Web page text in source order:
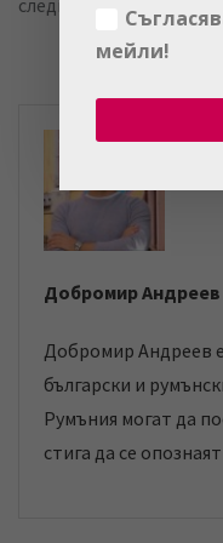
следите Mybg.biz
Добромир Андреев
Добромир Андреев
български и
Румъния могат да
стига да се
мейли!